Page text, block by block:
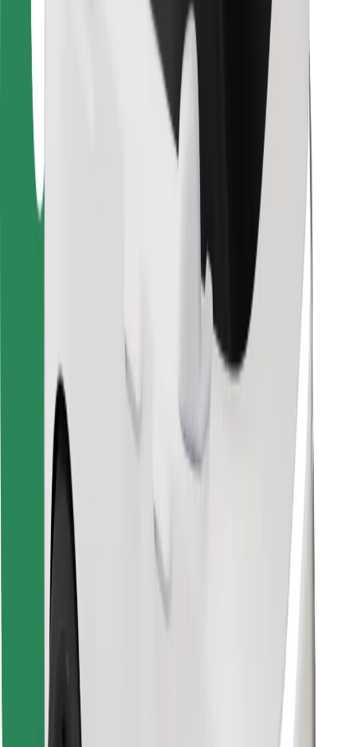
Ogólne Warunki
Zamów przejazd w kilka minut!
Pobierz aplikację Bolt
Znajdź swoje ulubione jedzenie!